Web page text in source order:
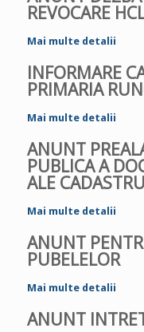
REVOCARE
Mai multe detalii
INFORMARE
PRIMARIA
Mai multe detalii
ANUNT
PUBLICA A
ALE
Mai multe detalii
ANUNT
PUBELELOR
Mai multe detalii
ANUNT